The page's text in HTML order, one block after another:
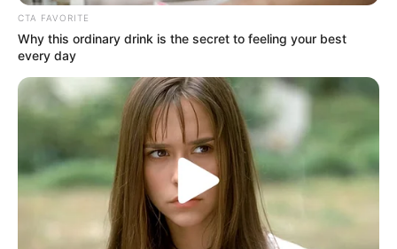
ΕΠΕΙΓΟΝ: Στην απόφαση
ΑΠΑΓΟΡΕΥΣΗΣ rapid test από
τον Ε.Ο.Φ αναγράφεται
καθαρά ότι...
στη σύγχρονη Ιστορία
CTA FAVORITE
Why this ordinary drink is the secret to feeling your best
every day